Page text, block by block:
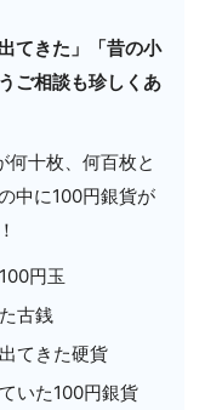
てきた」「昔の小
ご相談も珍しくあ
何十枚、何百枚と
中に100円銀貨が
円玉
古銭
てきた硬貨
いた100円銀貨